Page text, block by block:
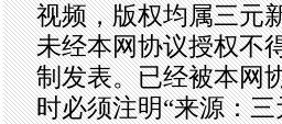
视频，版权均属三元
未经本网协议授权不
制发表。已经被本网
时必须注明“来源：